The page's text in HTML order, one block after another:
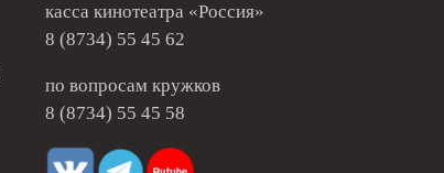
касса кинотеатра «Россия»
8 (8734) 55 45 62
по вопросам кружков
8 (8734) 55 45 58